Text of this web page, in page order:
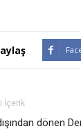
İçerik
dönen